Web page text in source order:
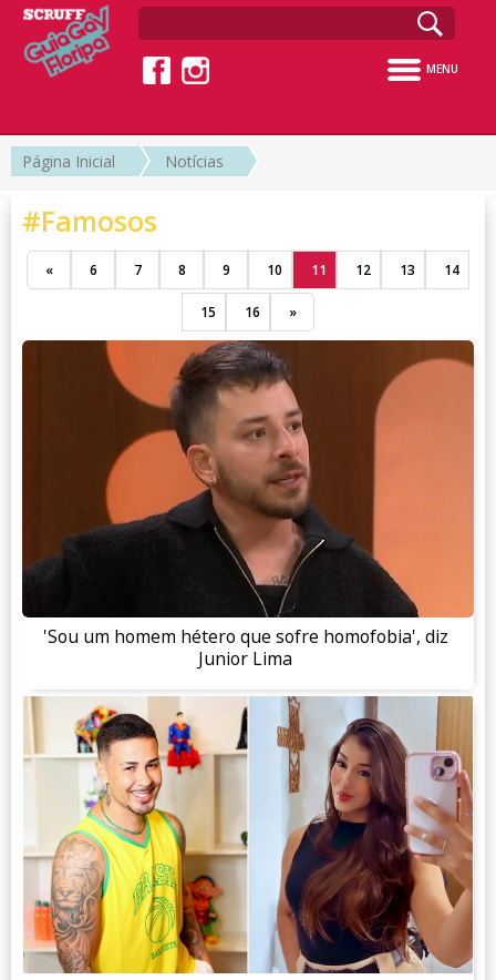
MENU
Página Inicial Notícias
#Famosos
'Sou um homem hétero que sofre homofobia', diz
Junior Lima
« 6 7 8 9 10 11 12 13 14
15 16 »